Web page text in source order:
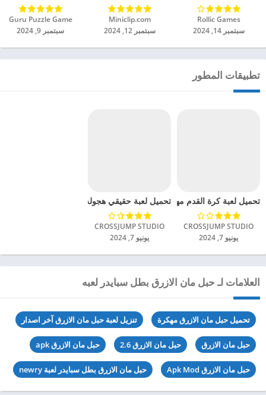
Rollic Games‏
سبتمبر 14, 2024
Miniclip.com‏
سبتمبر 12, 2024
Guru Puzzle Game‏
سبتمبر 9, 2024
تطبيقات المطور
تحميل لعبة كرة القدم مهكرة للاندرويد 2024
CROSSJUMP STUDIO‏
يونيو 7, 2024
تحميل لعبة حقيقي هجوله مهكرة للاندرويد 2024
CROSSJUMP STUDIO‏
يونيو 7, 2024
العلامات لـ حبل مان الازرق بطل سبايدر لعبه
تحميل حبل مان الازرق مهكرة تنزيل لعبة حبل مان الازرق آخر اصدار
حبل مان الازرق حبل مان الازرق 2.6 حبل مان الازرق apk
حبل مان الازرق Apk Mod حبل مان الازرق بطل سبايدر لعبة newry